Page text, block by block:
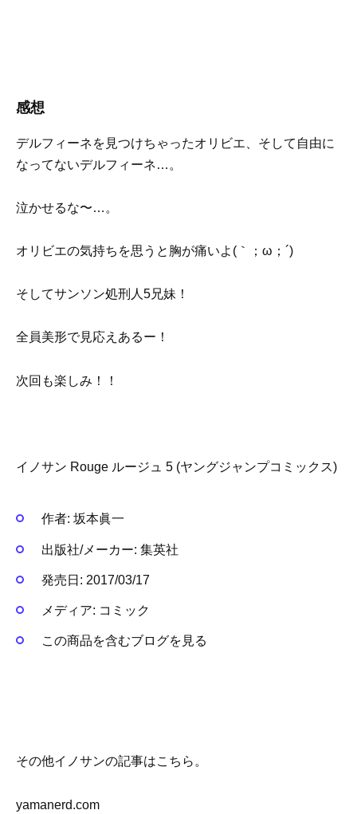
感想
デルフィーネを見つけちゃったオリビエ、そして自由に
なってないデルフィーネ…。
泣かせるな〜…。
オリビエの気持ちを思うと胸が痛いよ(｀；ω；´)
そしてサンソン処刑人5兄妹！
全員美形で見応えあるー！
次回も楽しみ！！
イノサン Rouge ルージュ 5 (ヤングジャンプコミックス)
作者: 坂本眞一
出版社/メーカー: 集英社
発売日: 2017/03/17
メディア: コミック
この商品を含むブログを見る
その他イノサンの記事はこちら。
yamanerd.com